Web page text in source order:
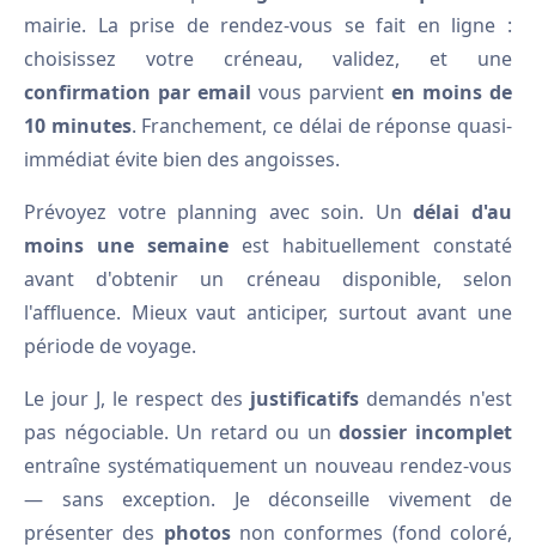
mairie. La prise de rendez-vous se fait en ligne :
choisissez votre créneau, validez, et une
confirmation par email vous parvient en moins de
10 minutes. Franchement, ce délai de réponse quasi-
immédiat évite bien des angoisses.
Prévoyez votre planning avec soin. Undélai d'au
moins une semaine est habituellement constaté
avant d'obtenir un créneau disponible, selon
l'affluence. Mieux vaut anticiper, surtout avant une
période de voyage.
Le jour J, le respect des justificatifs demandés n'est
pas négociable. Un retard ou undossier incomplet
entraîne systématiquement un nouveau rendez-vous
— sans exception. Je déconseille vivement de
présenter des photosnon conformes (fond coloré,